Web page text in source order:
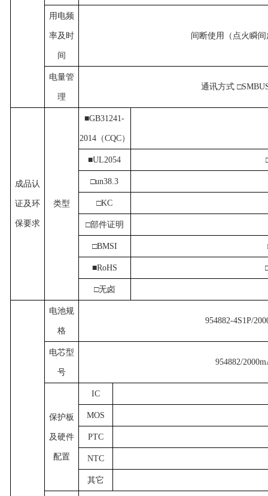
用电频
率及时
间
间断使用（点火瞬
电量管
理
通讯方式
成品认
证及环
保要求
类型
■GB31241-
2014（CQC）
■UL2054
□un38.3
□KC
□部件证明
□BMSI
■RoHS
□无卤
电池规
格
954882-4S1P/
电芯型
号
954882/
保护板
及硬件
配置
IC
MOS
PTC
NTC
其它